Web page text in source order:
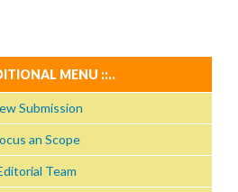
MENU ::..
Submission
an Scope
Team